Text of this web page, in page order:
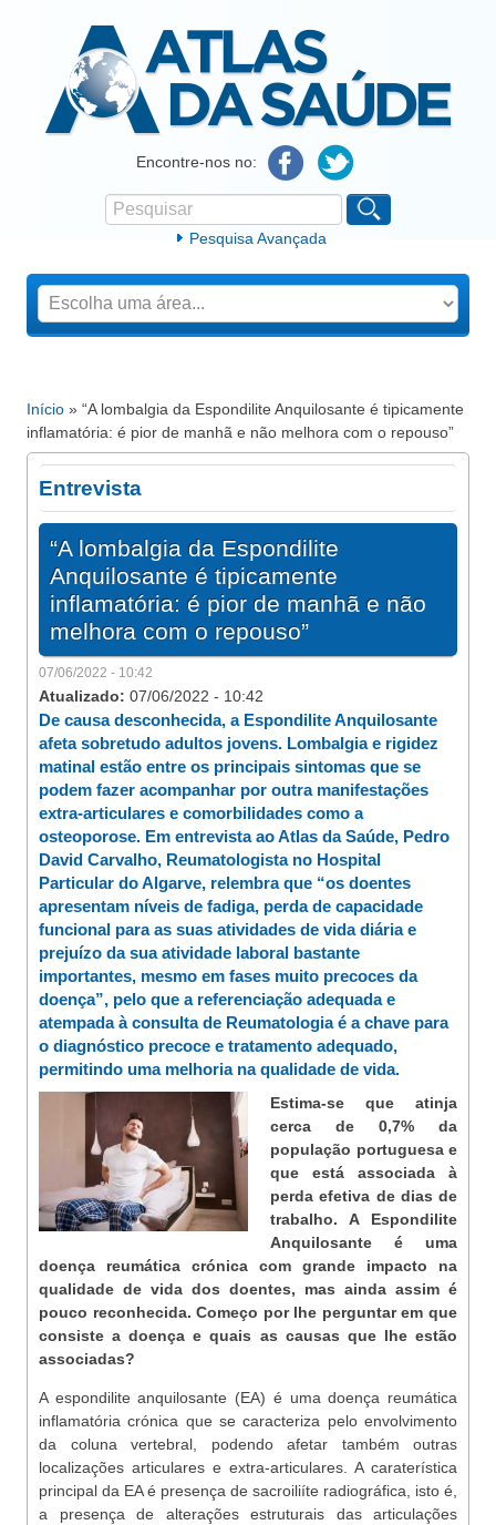
Atlas da SaúdeEncontre-nos no:
Formulário de procura
Pesquisar
Pesquisa Avançada
Está aqui
Início » “A lombalgia da Espondilite Anquilosante é tipicamente
inflamatória: é pior de manhã e não melhora com o repouso”
Entrevista
“A lombalgia da Espondilite
Anquilosante é tipicamente
inflamatória: é pior de manhã e não
melhora com o repouso”
07/06/2022 - 10:42
Atualizado: 07/06/2022 - 10:42
De causa desconhecida, a Espondilite Anquilosante
afeta sobretudo adultos jovens. Lombalgia e rigidez
matinal estão entre os principais sintomas que se
podem fazer acompanhar por outra manifestações
extra-articulares e comorbilidades como a
osteoporose. Em entrevista ao Atlas da Saúde, Pedro
David Carvalho, Reumatologista no Hospital
Particular do Algarve, relembra que “os doentes
apresentam níveis de fadiga, perda de capacidade
funcional para as suas atividades de vida diária e
prejuízo da sua atividade laboral bastante
importantes, mesmo em fases muito precoces da
doença”, pelo que a referenciação adequada e
atempada à consulta de Reumatologia é a chave para
o diagnóstico precoce e tratamento adequado,
permitindo uma melhoria na qualidade de vida.
Estima-se que atinja
cerca de 0,7% da
população portuguesa e
que está associada à
perda efetiva de dias de
trabalho. A Espondilite
Anquilosante é uma
doença reumática crónica com grande impacto na
qualidade de vida dos doentes, mas ainda assim é
pouco reconhecida. Começo por lhe perguntar em que
consiste a doença e quais as causas que lhe estão
associadas?
A espondilite anquilosante (EA) é uma doença reumática
inflamatória crónica que se caracteriza pelo envolvimento
da coluna vertebral, podendo afetar também outras
localizações articulares e extra-articulares. A caraterística
principal da EA é presença de sacroiliíte radiográfica, isto é,
a presença de alterações estruturais das articulações